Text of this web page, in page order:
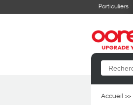
Particuliers
Accueil